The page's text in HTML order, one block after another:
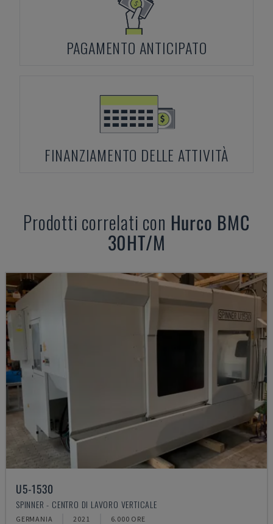
PAGAMENTO ANTICIPATO
FINANZIAMENTO DELLE ATTIVITÀ
Prodotti correlati con Hurco BMC
30HT/M
U5-1530
SPINNER - CENTRO DI LAVORO VERTICALE
GERMANIA 2021 6.000 ORE